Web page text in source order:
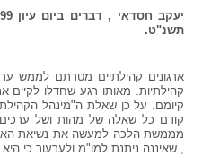
תשנ"ט.
ארגונים קהילתיים מטרתם לממש
קהילתיות. מאותו רגע שחדלו
קיומם. על כן שאלת ה"מינהל
קודם כל שאלה של מהות ושל
מממשת הלכה למעשה את נשיאת
, שאיננה ניתנת למו"מ ולערעור כי